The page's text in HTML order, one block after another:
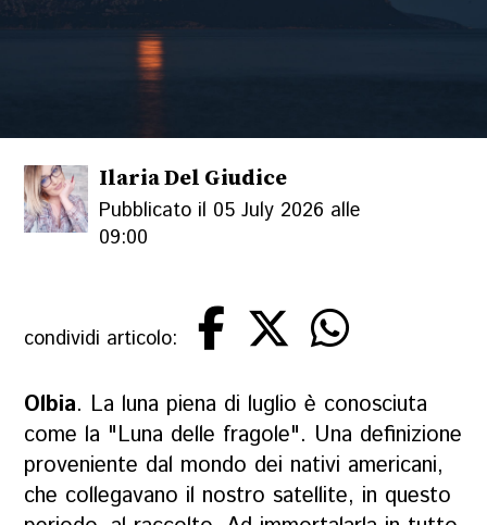
Ilaria Del Giudice
Pubblicato il 05 July 2026 alle
09:00
condividi articolo:
Olbia. La luna piena di luglio è conosciuta
come la "Luna delle fragole". Una definizione
proveniente dal mondo dei nativi americani,
che collegavano il nostro satellite, in questo